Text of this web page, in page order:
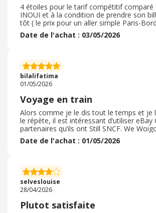
4 étoiles pour le tarif compétitif comparé
INOUI et à la condition de prendre son
tôt ( le prix pour un aller simple Paris-
dépasser les 100 euros ! ) . Le reste est
souvent bruyant dans le wagon, pas
choix de la place et le siège solo qui
plus confortable...Bon point : la validation
très rapide par rapport à d'autres
Date de l'achat : 03/05/2026
bilalifatima
01/05/2026
Voyage en train
Alors comme je le dis tout le temps et je
le répète, il est intéressant d’utiliser eBay
partenaires qu’ils ont Still SNCF. We
intéressant car derrière les transports
super cher pour faire Paris Toulouse et
soit c’est toujours intéressant d’utiliser
regarder si eBay club un partenaire avec
voulez utiliser pour la suite de vos achats. .
Date de l'achat : 01/05/2026
selveslouise
28/04/2026
Plutot satisfaite